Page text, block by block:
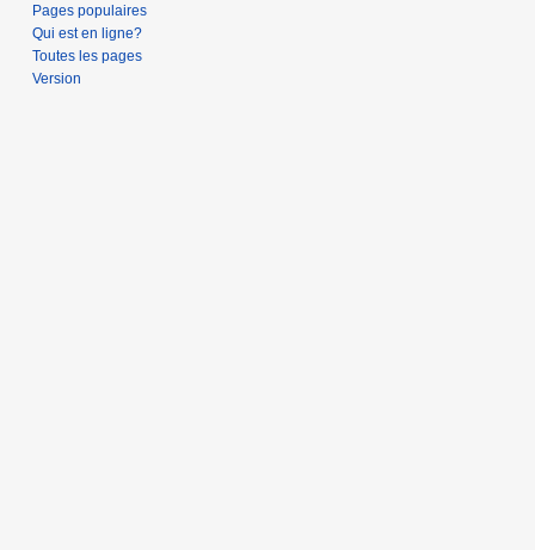
Pages populaires
Qui est en ligne?
Toutes les pages
Version